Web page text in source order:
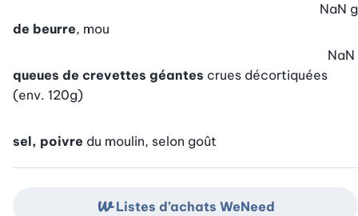
de beurre, mou
NaN g
queues de crevettes géantes crues décortiquées
(env. 120g)
NaN
sel, poivre du moulin, selon goût
Listes d’achats WeNeed